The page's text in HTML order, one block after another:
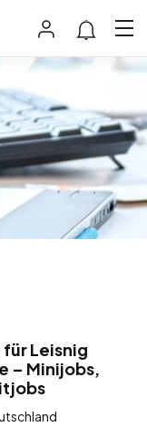
Leisnig
– Minijobs,